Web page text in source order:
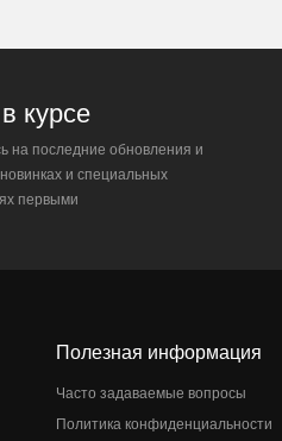
курсе
на последние обновления и
и специальных
первыми
Полезная информация
Часто задаваемые вопросы
Политика конфиденциальности